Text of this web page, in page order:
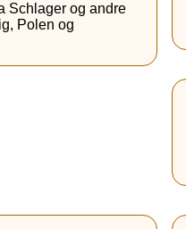
Schlager og andre
Polen og